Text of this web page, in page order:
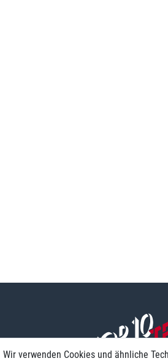
Wir verwenden Cookies und ähnliche